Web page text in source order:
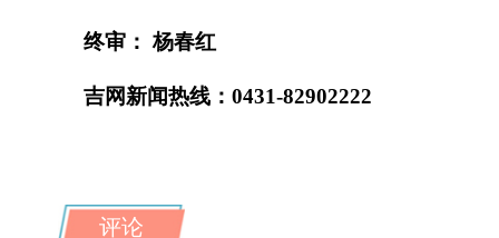
终审： 杨春红
吉网新闻热线：0431-82902222
评论